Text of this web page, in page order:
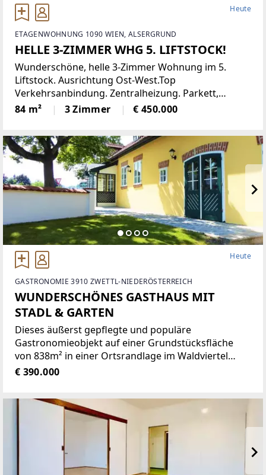
Heute
ETAGENWOHNUNG 1090 WIEN, ALSERGRUND
HELLE 3-ZIMMER WHG 5. LIFTSTOCK!
Wunderschöne, helle 3-Zimmer Wohnung im 5.
Liftstock. Ausrichtung Ost-West.Top
Verkehrsanbindung. Zentralheizung. Parkett,
Jalousien, Abstellraum. Kellerabteil.Diese
lichtdurchflutete Etagenwohnung bietet reichlich
84 m² 3 Zimmer € 450.000
Heute
GASTRONOMIE 3910 ZWETTL-NIEDERÖSTERREICH
WUNDERSCHÖNES GASTHAUS MIT
STADL & GARTEN
Dieses äußerst gepflegte und populäre
Gastronomieobjekt auf einer Grundstücksfläche
von 838m² in einer Ortsrandlage im Waldviertel
bietet eine Vielzahl von Nutzungsmöglichkeiten wie
€ 390.000